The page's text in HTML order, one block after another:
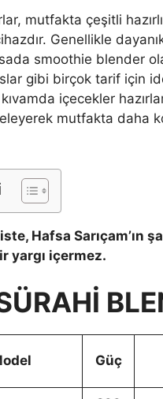
mutfakta çeşitli
Genellikle
smoothie blender
gibi birçok tarif için
içecekler
mutfakta daha
Hafsa
yargı içermez.
Güç